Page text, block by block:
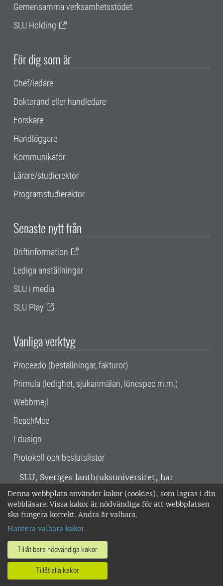
Denna webbplats använder kakor (cookies), som lagras i din
webbläsare. Vissa kakor är nödvändiga för att webbplatsen
ska fungera korrekt. Andra är valbara.
Hantera valbara kakor
Tillåt bara nödvändiga kakor
Tillåt alla kakor
Gemensamma verksamhetsstödet
SLU Holding
För dig som är
Chef/ledare
Doktorand eller handledare
Forskare
Handläggare
Kommunikatör
Lärare/studierektor
Programstudierektor
Senaste nytt från
Driftinformation
Lediga anställningar
SLU i media
SLU Play
Vanliga verktyg
Proceedo (beställningar, fakturor)
Primula (ledighet, sjukanmälan, lönespec m.m.)
Webbmejl
ReachMee
Edusign
Protokoll och beslutslistor
SLU, Sveriges lantbruksuniversitet, har
verksamhet över hela Sverige. Huvudorter är
Alnarp, Uppsala och Umeå.SLU är
miljöcertifierat enligt ISO 14001. •
018-67 10 00 • Org nr: 202100-2817 •
Om SLU:s webbplatser
•Hantera kakor•Behandling av
personuppgifter